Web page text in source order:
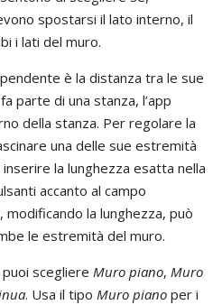
spostarsi il lato interno, il
i lati del muro.
è la distanza tra le sue
parte di una stanza, l’app
della stanza. Per regolare la
una delle sue estremità
la lunghezza esatta nella
accanto al campo
la lunghezza, può
le estremità del muro.
puoi scegliere Muro piano, Muro
. Usa il tipo Muro piano per i